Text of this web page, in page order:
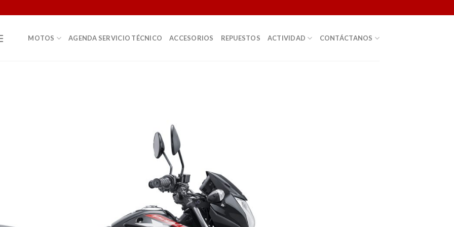
MOTOS AGENDA SERVICIO TÉCNICO ACCESORIOS REPUESTOS ACTIVIDAD CONTÁCTANOS